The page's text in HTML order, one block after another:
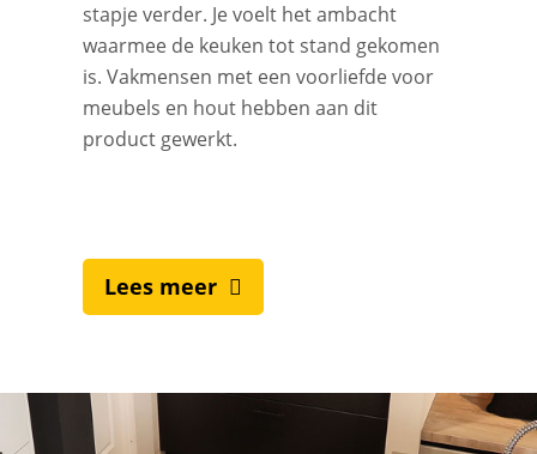
stapje verder. Je voelt het ambacht
waarmee de keuken tot stand gekomen
is. Vakmensen met een voorliefde voor
meubels en hout hebben aan dit
product gewerkt.
Lees meer